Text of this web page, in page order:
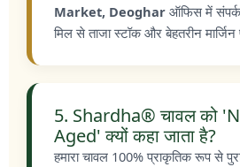
Market, Deoghar ऑफिस में
मिल से ताजा स्टॉक और बेहतरीन
5. Shardha® चावल को
Aged' क्यों कहा जाता है?
हमारा चावल 100% प्राकृतिक रूप से